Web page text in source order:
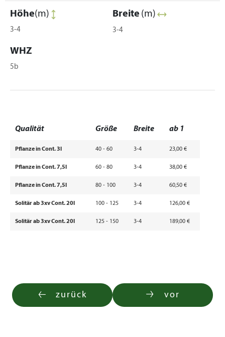
Höhe(m)
3-4
Breite (m)
3-4
WHZ
5b
Qualität Größe Breite ab 1
Pflanze in Cont. 3l 40 - 60 3-4 23,00 €
Pflanze in Cont. 7,5l 60 - 80 3-4 38,00 €
Pflanze in Cont. 7,5l 80 - 100 3-4 60,50 €
Solitär ab 3xv Cont. 20l 100 - 125 3-4 126,00 €
Solitär ab 3xv Cont. 20l 125 - 150 3-4 189,00 €
zurück vor